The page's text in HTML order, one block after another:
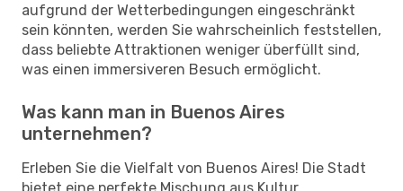
aufgrund der Wetterbedingungen eingeschränkt
sein könnten, werden Sie wahrscheinlich feststellen,
dass beliebte Attraktionen weniger überfüllt sind,
was einen immersiveren Besuch ermöglicht.
Was kann man in Buenos Aires
unternehmen?
Erleben Sie die Vielfalt von Buenos Aires! Die Stadt